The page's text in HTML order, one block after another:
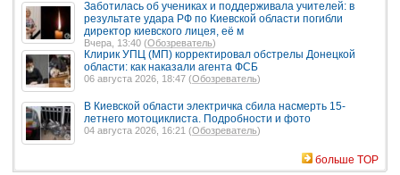
Заботилась об учениках и поддерживала учителей: в
результате удара РФ по Киевской области погибли
директор киевского лицея, её м
Вчера, 13:40 (Обозреватель)
Клирик УПЦ (МП) корректировал обстрелы Донецкой
области: как наказали агента ФСБ
06 августа 2026, 18:47 (Обозреватель)
В Киевской области электричка сбила насмерть 15-
летнего мотоциклиста. Подробности и фото
04 августа 2026, 16:21 (Обозреватель)
больше TOP